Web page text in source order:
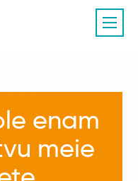
enam
meie